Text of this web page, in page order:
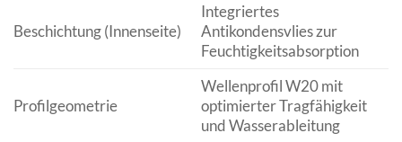
Beschichtung (Innenseite)
Integriertes
Antikondensvlies zur
Feuchtigkeitsabsorption
Profilgeometrie
Wellenprofil W20 mit
optimierter Tragfähigkeit
und Wasserableitung